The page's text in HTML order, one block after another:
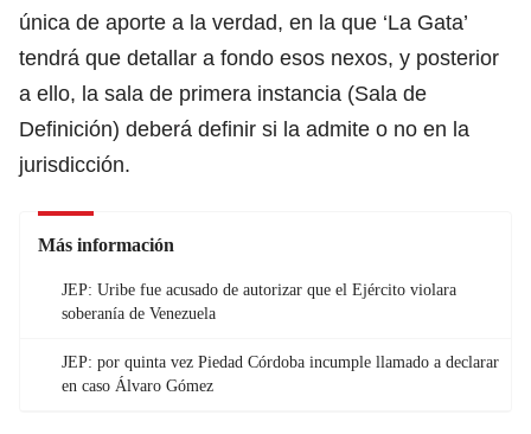
única de aporte a la verdad, en la que ‘La Gata’
tendrá que detallar a fondo esos nexos, y posterior
a ello, la sala de primera instancia (Sala de
Definición) deberá definir si la admite o no en la
jurisdicción.
Más información
JEP: Uribe fue acusado de autorizar que el Ejército violara
soberanía de Venezuela
JEP: por quinta vez Piedad Córdoba incumple llamado a declarar
en caso Álvaro Gómez